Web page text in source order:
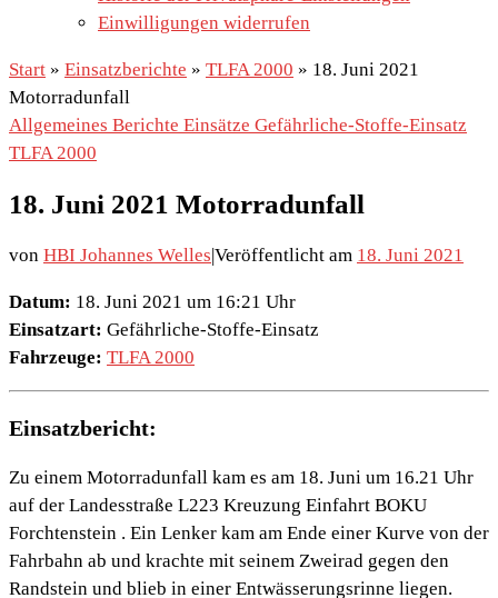
Einwilligungen widerrufen
Start » Einsatzberichte » TLFA 2000 » 18. Juni 2021
Motorradunfall
Allgemeines Berichte Einsätze Gefährliche-Stoffe-Einsatz
TLFA 2000
18. Juni 2021 Motorradunfall
von HBI Johannes Welles|Veröffentlicht am 18. Juni 2021
Datum: 18. Juni 2021 um 16:21 Uhr
Einsatzart: Gefährliche-Stoffe-Einsatz
Fahrzeuge: TLFA 2000
Einsatzbericht:
Zu einem Motorradunfall kam es am 18. Juni um 16.21 Uhr
auf der Landesstraße L223 Kreuzung Einfahrt BOKU
Forchtenstein . Ein Lenker kam am Ende einer Kurve von der
Fahrbahn ab und krachte mit seinem Zweirad gegen den
Randstein und blieb in einer Entwässerungsrinne liegen.